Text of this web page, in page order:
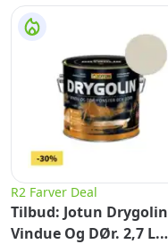
R2 Farver Deal
Tilbud: Jotun Drygolin
Vindue Og DØr. 2,7 L.